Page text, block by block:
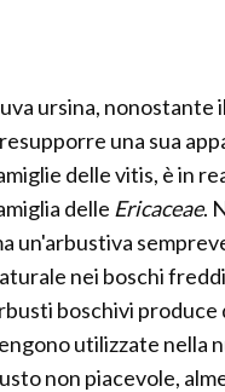
ursina,
una sua
delle vitis, è in
delle Ericaceae.
un'arbustiva
nei boschi
boschivi produce
utilizzate nella
non piacevole,